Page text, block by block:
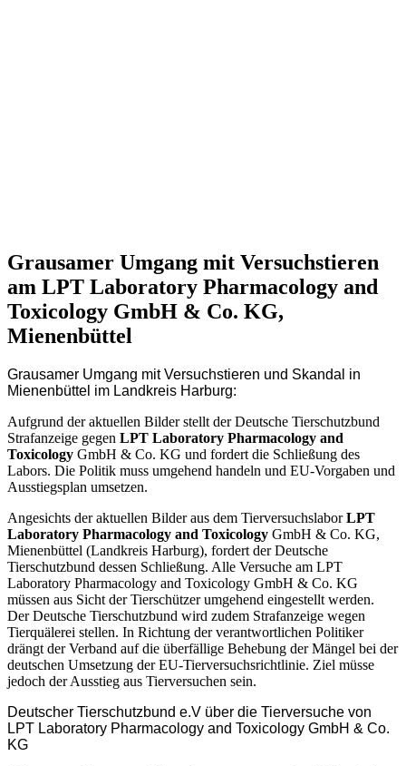
Grausamer Umgang mit Versuchstieren
am LPT Laboratory Pharmacology and
Toxicology GmbH & Co. KG,
Mienenbüttel
Grausamer Umgang mit Versuchstieren und Skandal in
Mienenbüttel im Landkreis Harburg:
Aufgrund der aktuellen Bilder stellt der Deutsche Tierschutzbund
Strafanzeige gegen LPT Laboratory Pharmacology and
Toxicology GmbH & Co. KG und fordert die Schließung des
Labors. Die Politik muss umgehend handeln und EU-Vorgaben und
Ausstiegsplan umsetzen.
Angesichts der aktuellen Bilder aus dem TierversuchslaborLPT
Laboratory Pharmacology and Toxicology GmbH & Co. KG,
Mienenbüttel (Landkreis Harburg), fordert der Deutsche
Tierschutzbund dessen Schließung. Alle Versuche am LPT
Laboratory Pharmacology and Toxicology GmbH & Co. KG
müssen aus Sicht der Tierschützer umgehend eingestellt werden.
Der Deutsche Tierschutzbund wird zudem Strafanzeige wegen
Tierquälerei stellen. In Richtung der verantwortlichen Politiker
drängt der Verband auf die überfällige Behebung der Mängel bei der
deutschen Umsetzung der EU-Tierversuchsrichtlinie. Ziel müsse
jedoch der Ausstieg aus Tierversuchen sein.
Deutscher Tierschutzbund e.V über die Tierversuche von
LPT Laboratory Pharmacology and Toxicology GmbH & Co.
KG